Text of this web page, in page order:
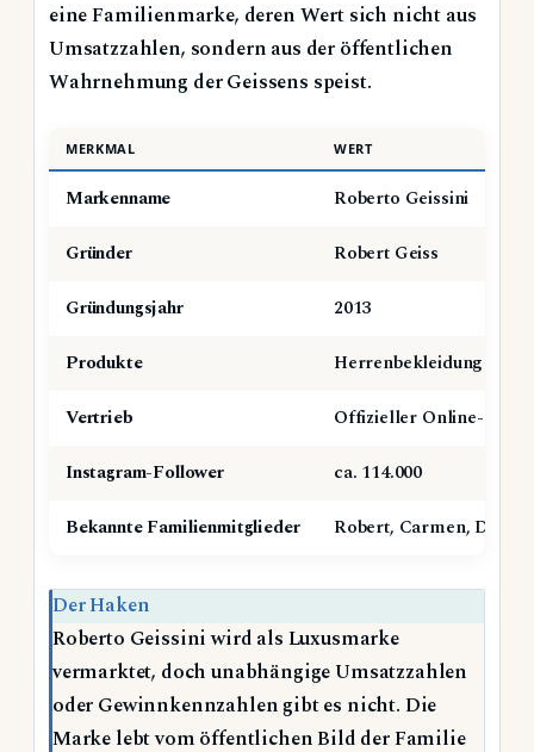
eine Familienmarke, deren Wert sich nicht aus
Umsatzzahlen, sondern aus der öffentlichen
Wahrnehmung der Geissens speist.
MERKMAL WERT
Markenname
Roberto Geissini
Gründer
Robert Geiss
Gründungsjahr
2013
Produkte
Herrenbekleidung
Vertrieb
Offizieller Online-
Instagram-Follower
ca. 114.000
Bekannte Familienmitglieder
Robert, Carmen,
Der Haken
Roberto Geissini wird als Luxusmarke
vermarktet, doch unabhängige Umsatzzahlen
oder Gewinnkennzahlen gibt es nicht. Die
Marke lebt vom öffentlichen Bild der Familie